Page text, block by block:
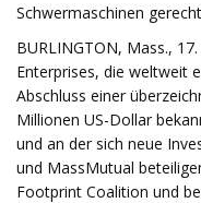
Schwermaschinen
BURLINGTON, Mass.,
Enterprises, die weltweit
Abschluss einer
Millionen US-Dollar
und an der sich neue
und MassMutual
Footprint Coalition und